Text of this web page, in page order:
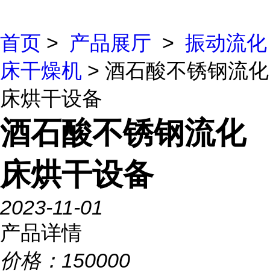
首页 > 产品展厅 > 振动流化
床干燥机 > 酒石酸不锈钢流化
床烘干设备
酒石酸不锈钢流化
床烘干设备
2023-11-01
产品详情
价格： 150000